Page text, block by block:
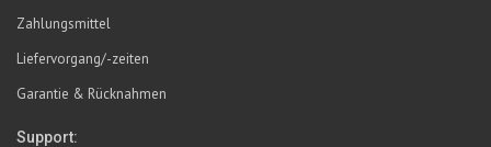
Zahlungsmittel
Liefervorgang/-zeiten
Garantie & Rücknahmen
Support: